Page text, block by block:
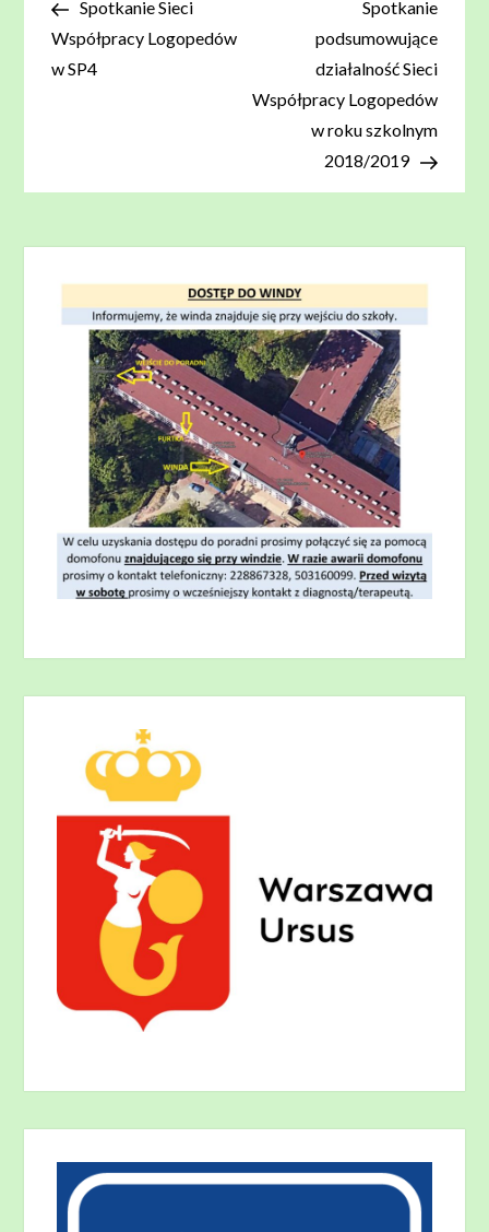
wpisu
wpisSpotkanie Sieci
Współpracy Logopedów
w SP4
wpis
Spotkanie
podsumowujące
działalność Sieci
Współpracy Logopedów
w roku szkolnym
2018/2019